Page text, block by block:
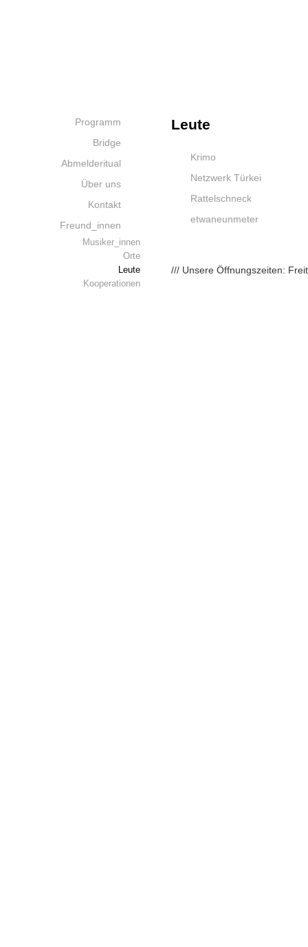
Programm
Bridge
Abmelderitual
Über uns
Kontakt
Freund_innen
Musiker_innen
Orte
Leute
Kooperationen
Leute
Krimo
Netzwerk Türkei
Rattelschneck
etwaneunmeter
/// Unsere Öffnungszeiten: